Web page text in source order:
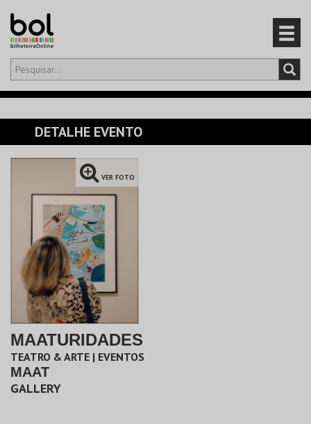
Olá,iniciar sessão
CARRINHO 0
EVENTOS
CARTÕES
PRODUTOS
DETALHE EVENTO
VER FOTO
MAATURIDADES
TEATRO & ARTE | EVENTOS
MAAT
GALLERY